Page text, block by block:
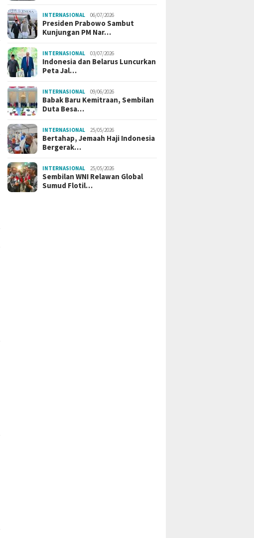
INTERNASIONAL 06/07/2026
Presiden Prabowo Sambut
Kunjungan PM Nar…
INTERNASIONAL 03/07/2026
Indonesia dan Belarus Luncurkan
Peta Jal…
INTERNASIONAL 09/06/2026
Babak Baru Kemitraan, Sembilan
Duta Besa…
INTERNASIONAL 25/05/2026
Bertahap, Jemaah Haji Indonesia
Bergerak…
INTERNASIONAL 25/05/2026
Sembilan WNI Relawan Global
Sumud Flotil…